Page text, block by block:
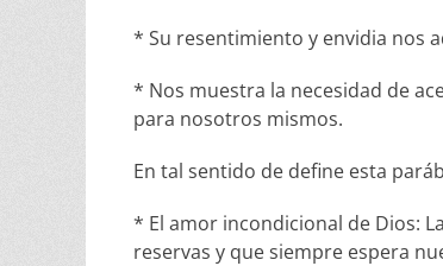
* Su resentimiento y envidia nos
* Nos muestra la necesidad de
para nosotros mismos.
En tal sentido de define esta
* El amor incondicional de Dios:
reservas y que siempre espera